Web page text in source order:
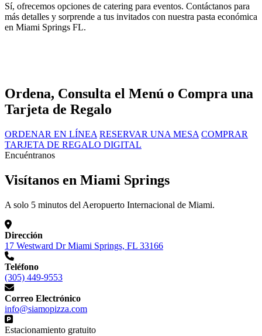
Sí, ofrecemos opciones de catering para eventos. Contáctanos para
más detalles y sorprende a tus invitados con nuestra pasta económica
en Miami Springs FL.
Ordena, Consulta el Menú o Compra una
Tarjeta de Regalo
ORDENAR EN LÍNEA RESERVAR UNA MESA COMPRAR
TARJETA DE REGALO DIGITAL
Encuéntranos
Visítanos en Miami Springs
A solo 5 minutos del Aeropuerto Internacional de Miami.
Dirección
17 Westward Dr Miami Springs, FL 33166
Teléfono
(305) 449-9553
Correo Electrónico
info@siamopizza.com
Estacionamiento gratuito